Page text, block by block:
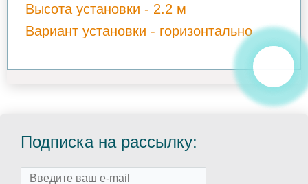
Высота установки - 2.2 м
Вариант установки - горизонтально
Подписка на рассылку: